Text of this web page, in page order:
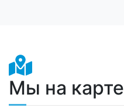
Мы на карте